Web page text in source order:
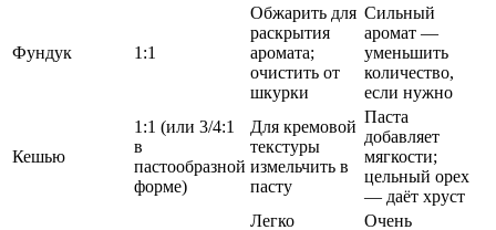
Фундук 1:1
Обжарить для
раскрытия
аромата;
очистить от
шкурки
Сильный
аромат —
уменьшить
количество,
если нужно
Кешью
1:1 (или 3/4:1
в
пастообразной
форме)
Для кремовой
текстуры
измельчить в
пасту
Паста
добавляет
мягкости;
цельный орех
— даёт хруст
Легко
Очень